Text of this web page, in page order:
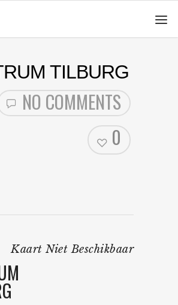
TILBURG
NO COMMENTS
0
Kaart Niet Beschikbaar